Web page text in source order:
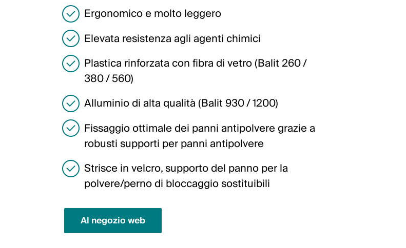
Ergonomico e molto leggero
Elevata resistenza agli agenti chimici
Plastica rinforzata con fibra di vetro (Balit 260 /
380 / 560)
Alluminio di alta qualità (Balit 930 / 1200)
Fissaggio ottimale dei panni antipolvere grazie a
robusti supporti per panni antipolvere
Strisce in velcro, supporto del panno per la
polvere/perno di bloccaggio sostituibili
Al negozio web